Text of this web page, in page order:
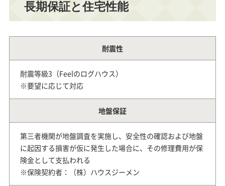
長期保証と住宅性能
耐震性
耐震等級3（Feelのログハウス）
※要望に応じて対応
地盤保証
第三者機関が地盤調査を実施し、安全性の確認および地盤
に起因する損害が仮に発生した場合に、その修理費用が保
険金として支払われる
※保険契約者：（株）ハウスジーメン